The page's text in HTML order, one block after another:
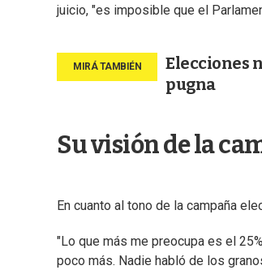
juicio, "es imposible que el
Elecciones
pugna
Su visión de la
En cuanto al tono de la campaña
"Lo que más me preocupa es el
poco más. Nadie habló de los